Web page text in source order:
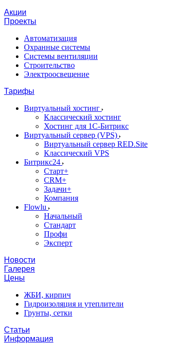
Акции
Проекты
Автоматизация
Охранные системы
Системы вентиляции
Строительство
Электроосвещение
Тарифы
Виртуальный хостинг
Классический хостинг
Хостинг для 1С-Битрикс
Виртуальный сервер (VPS)
Виртуальный сервер RED.Site
Классический VPS
Битрикс24
Старт+
CRM+
Задачи+
Компания
Flowlu
Начальный
Стандарт
Профи
Эксперт
Новости
Галерея
Цены
ЖБИ, кирпич
Гидроизоляция и утеплители
Грунты, сетки
Статьи
Информация